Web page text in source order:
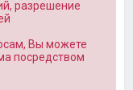
разрешение
Вы можете
посредством